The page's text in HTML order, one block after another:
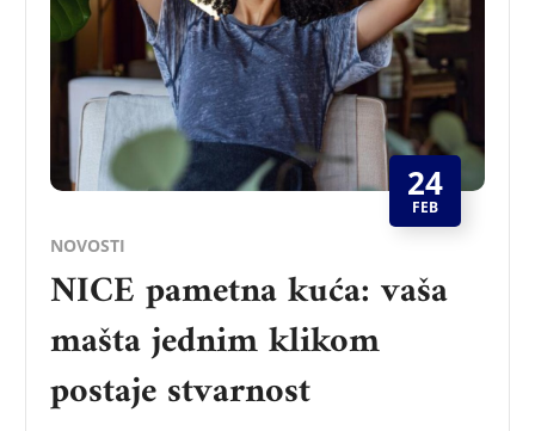
24
FEB
NOVOSTI
NICE pametna kuća: vaša
mašta jednim klikom
postaje stvarnost